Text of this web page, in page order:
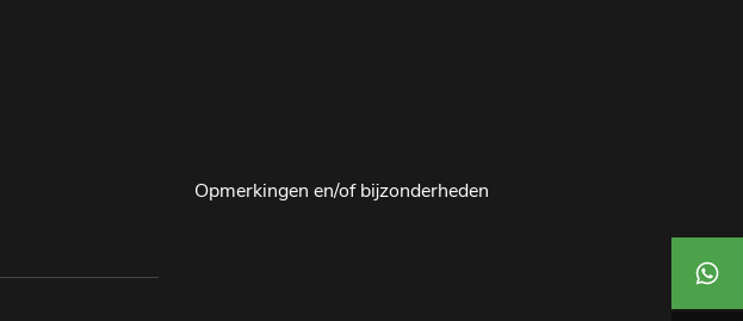
06 27
Opmerkingen en/of bijzonderheden